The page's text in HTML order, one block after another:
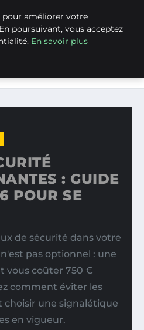
NANTES : GUIDE
: GUIDE
POUR SE
de sécurité dans votre
pas optionnel : une
vous coûter 750 €
comment éviter les
choisir une signalétique
en vigueur.
pour améliorer votre
poursuivant, vous acceptez
En savoir plus